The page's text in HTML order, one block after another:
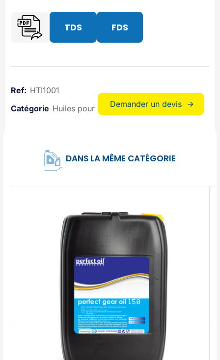
TDS FDS
HTI1001
Huiles pour industrieDemander un devis
DANS LA MÊME CATÉGORIE